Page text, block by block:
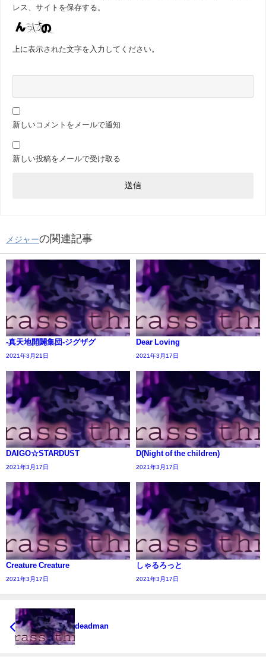
レス、サイトを保存する。
上に表示された文字を入力してください。
新しいコメントをメールで通知
新しい投稿をメールで受け取る
メジャーの関連記事
-真天地開闢集団-ジグザグ
2021年3月21日
Dear Loving
2021年3月17日
DAIGO☆STARDUST
2021年3月17日
D(Night of the children)
2021年3月17日
Creature Creature
2021年3月17日
しゃるろっと
2021年3月17日
deadman